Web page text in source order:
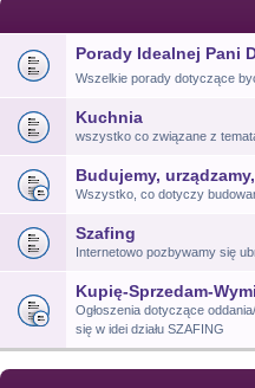
Porady Idealnej Pani
Wszelkie porady dotyczące
Kuchnia
wszystko co związane z
Budujemy,
Wszystko, co dotyczy
Szafing
Internetowo pozbywamy się
Kupię-Sprzedam-
Ogłoszenia dotyczące
się w idei działu SZAFING